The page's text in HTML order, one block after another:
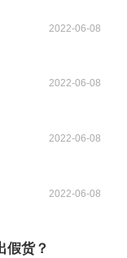
2022-06-08
2022-06-08
2022-06-08
2022-06-08
假货？